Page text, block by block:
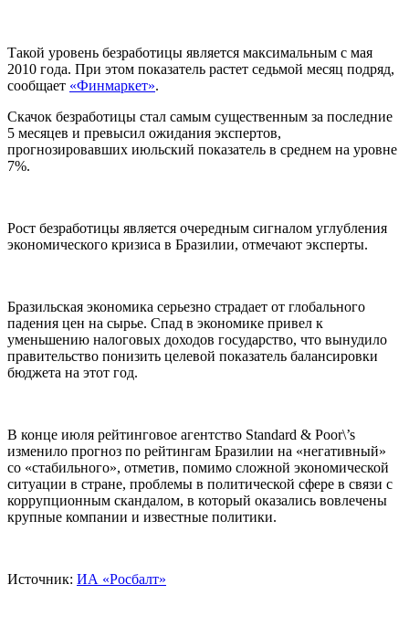
Такой уровень безработицы является максимальным с мая
2010 года. При этом показатель растет седьмой месяц подряд,
сообщает «Финмаркет».
Скачок безработицы стал самым существенным за последние
5 месяцев и превысил ожидания экспертов,
прогнозировавших июльский показатель в среднем на уровне
7%.
Рост безработицы является очередным сигналом углубления
экономического кризиса в Бразилии, отмечают эксперты.
Бразильская экономика серьезно страдает от глобального
падения цен на сырье. Спад в экономике привел к
уменьшению налоговых доходов государство, что вынудило
правительство понизить целевой показатель балансировки
бюджета на этот год.
В конце июля рейтинговое агентство Standard & Poor\’s
изменило прогноз по рейтингам Бразилии на «негативный»
со «стабильного», отметив, помимо сложной экономической
ситуации в стране, проблемы в политической сфере в связи с
коррупционным скандалом, в который оказались вовлечены
крупные компании и известные политики.
Источник: ИА «Росбалт»